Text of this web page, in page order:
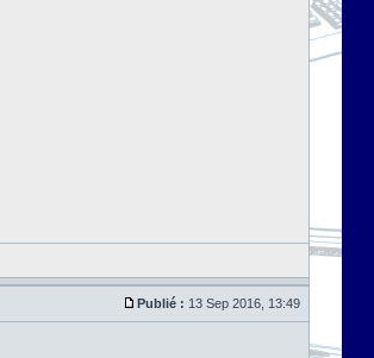
Publié : 13 Sep 2016, 13:49